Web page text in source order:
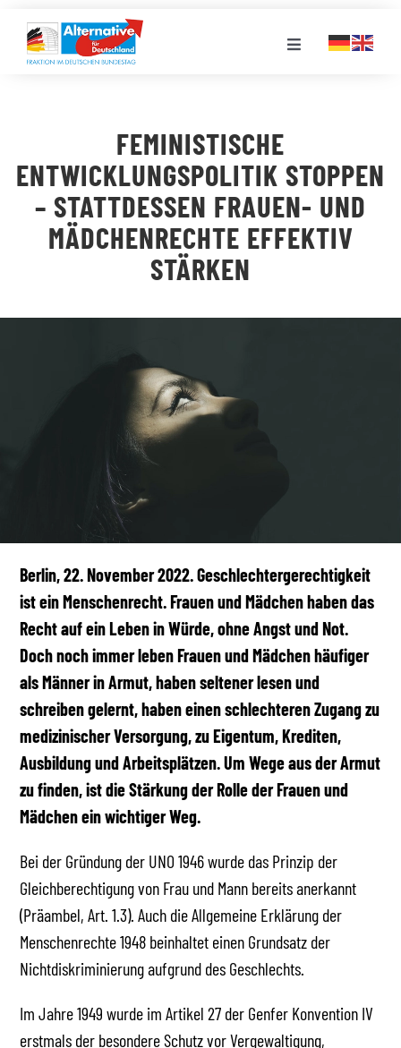
Inhalt
springen
Toggle
LANDESGRUPPEN
VERANSTALTUNGEN
FEMINISTISCHE
ENTWICKLUNGSPOLITIK STOPPEN
– STATTDESSEN FRAUEN- UND
MÄDCHENRECHTE EFFEKTIV
STÄRKEN
Berlin, 22. November 2022. Geschlechtergerechtigkeit
ist ein Menschenrecht. Frauen und Mädchen haben das
Recht auf ein Leben in Würde, ohne Angst und Not.
Doch noch immer leben Frauen und Mädchen häufiger
als Männer in Armut, haben seltener lesen und
schreiben gelernt, haben einen schlechteren Zugang zu
medizinischer Versorgung, zu Eigentum, Krediten,
Ausbildung und Arbeitsplätzen. Um Wege aus der Armut
zu finden, ist die Stärkung der Rolle der Frauen und
Mädchen ein wichtiger Weg.
Bei der Gründung der UNO 1946 wurde das Prinzip der
Gleichberechtigung von Frau und Mann bereits anerkannt
(Präambel, Art. 1.3). Auch die Allgemeine Erklärung der
Menschenrechte 1948 beinhaltet einen Grundsatz der
Nichtdiskriminierung aufgrund des Geschlechts.
Im Jahre 1949 wurde im Artikel 27 der Genfer Konvention IV
erstmals der besondere Schutz vor Vergewaltigung,